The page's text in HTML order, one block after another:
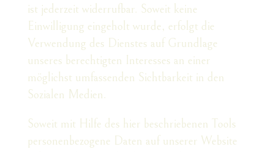
ist jederzeit widerrufbar. Soweit keine
Einwilligung eingeholt wurde, erfolgt die
Verwendung des Dienstes auf Grundlage
unseres berechtigten Interesses an einer
möglichst umfassenden Sichtbarkeit in den
Sozialen Medien.
Soweit mit Hilfe des hier beschriebenen Tools
personenbezogene Daten auf unserer Website